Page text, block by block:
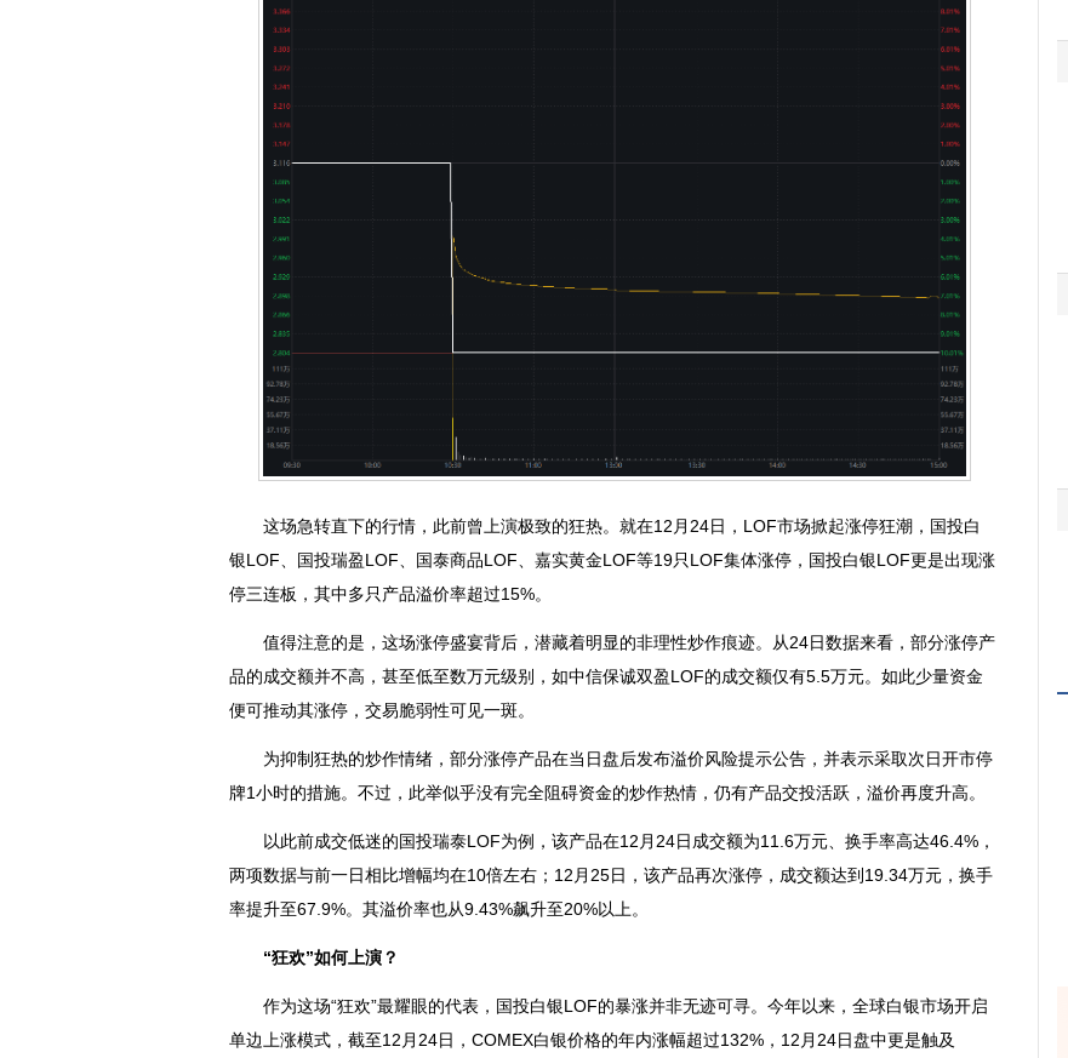
这场急转直下的行情，此前曾上演极致的狂热。就在12月24日，LOF市场掀起涨停狂潮，国投白
银LOF、国投瑞盈LOF、国泰商品LOF、嘉实黄金LOF等19只LOF集体涨停，国投白银LOF更是出现涨
停三连板，其中多只产品溢价率超过15%。
值得注意的是，这场涨停盛宴背后，潜藏着明显的非理性炒作痕迹。从24日数据来看，部分涨停产
品的成交额并不高，甚至低至数万元级别，如中信保诚双盈LOF的成交额仅有5.5万元。如此少量资金
便可推动其涨停，交易脆弱性可见一斑。
为抑制狂热的炒作情绪，部分涨停产品在当日盘后发布溢价风险提示公告，并表示采取次日开市停
牌1小时的措施。不过，此举似乎没有完全阻碍资金的炒作热情，仍有产品交投活跃，溢价再度升高。
以此前成交低迷的国投瑞泰LOF为例，该产品在12月24日成交额为11.6万元、换手率高达46.4%，
两项数据与前一日相比增幅均在10倍左右；12月25日，该产品再次涨停，成交额达到19.34万元，换手
率提升至67.9%。其溢价率也从9.43%飙升至20%以上。
“狂欢”如何上演？
作为这场“狂欢”最耀眼的代表，国投白银LOF的暴涨并非无迹可寻。今年以来，全球白银市场开启
单边上涨模式，截至12月24日，COMEX白银价格的年内涨幅超过132%，12月24日盘中更是触及